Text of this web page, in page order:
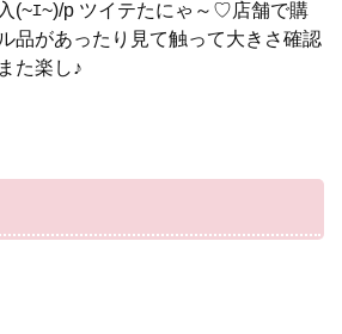
(~ｴ~)/p ツイテたにゃ～♡店舗で購
品があったり見て触って大きさ確認
た楽し♪